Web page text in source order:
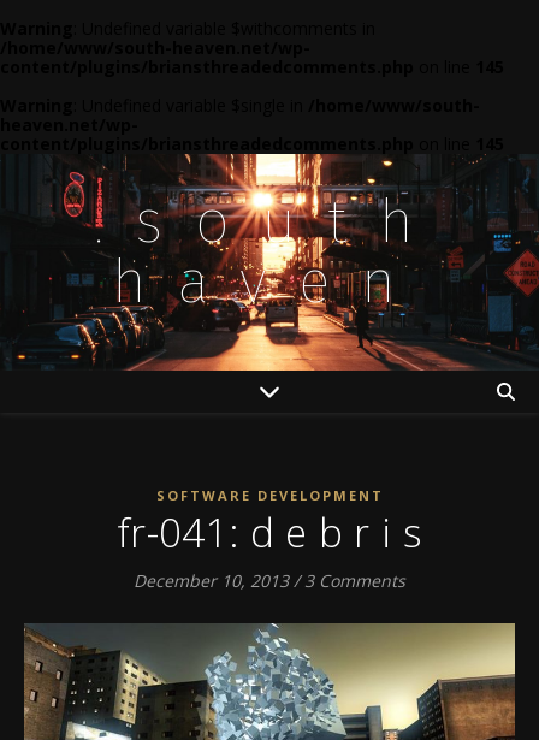
.south
haven
SOFTWARE DEVELOPMENT
fr-041: d e b r i s
December 10, 2013 / 3 Comments